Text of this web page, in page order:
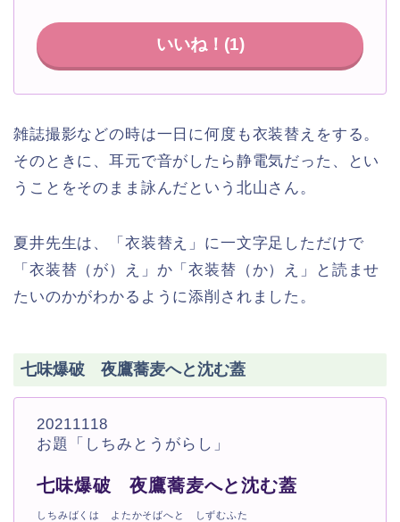
いいね！(1)
雑誌撮影などの時は一日に何度も衣装替えをする。
そのときに、耳元で音がしたら静電気だった、とい
うことをそのまま詠んだという北山さん。
夏井先生は、「衣装替え」に一文字足しただけで
「衣装替（が）え」か「衣装替（か）え」と読ませ
たいのかがわかるように添削されました。
七味爆破 夜鷹蕎麦へと沈む蓋
20211118
お題「しちみとうがらし」
七味爆破 夜鷹蕎麦へと沈む蓋
しちみばくは よたかそばへと しずむふた